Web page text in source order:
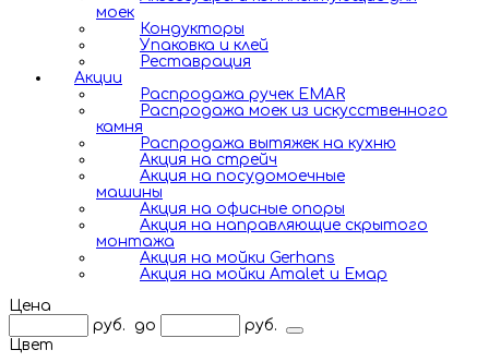
моек
Кондукторы
Упаковка и клей
Реставрация
Акции
Распродажа ручек EMAR
Распродажа моек из искусственного
камня
Распродажа вытяжек на кухню
Акция на стрейч
Акция на посудомоечные
машины
Акция на офисные опоры
Акция на направляющие скрытого
монтажа
Акция на мойки Gerhans
Акция на мойки Amalet и Емар
Цена
руб.
до
руб.
Цвет